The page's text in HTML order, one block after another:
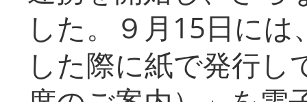
した。９月15日に
した際に紙で発行し